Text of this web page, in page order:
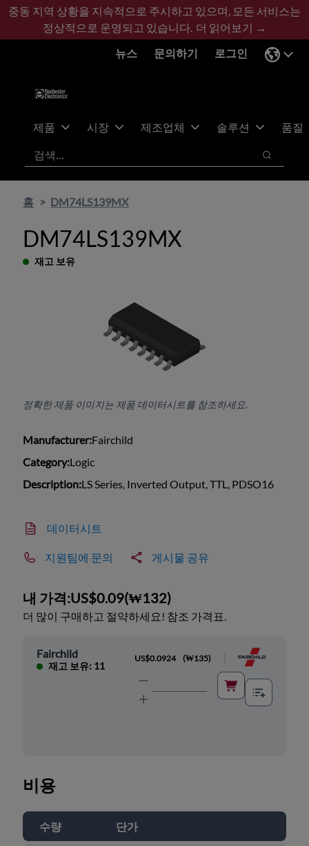
기
콘
바
글
중동 지역 상황을 지속적으로 주시하고 있으며, 모든 서비스는
정상적으로 운영되고 있습니다. 더 읽어보기 →
뉴스
문의하기 로그인
제품 시장 제조업체 솔루션
품질
검색
검색
홈 DM74LS139MX
DM74LS139MX
재고 보유
정확한 제품 이미지는 제품 데이터시트를 참조하세요.
Manufacturer:Fairchild
Category:Logic
Description:LS Series, Inverted Output, TTL, PDSO16
데이터시트
지원팀에 문의 게시물 공유
내 가격:US$0.09(₩132)
더 많이 구매하고 절약하세요! 참조 가격표.
Fairchild
재고 보유: 11
US$0.0924 (₩135)
비용
수량 단가